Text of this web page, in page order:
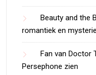
Beauty and the
romantiek en mysterie
Fan van Doctor
Persephone zien